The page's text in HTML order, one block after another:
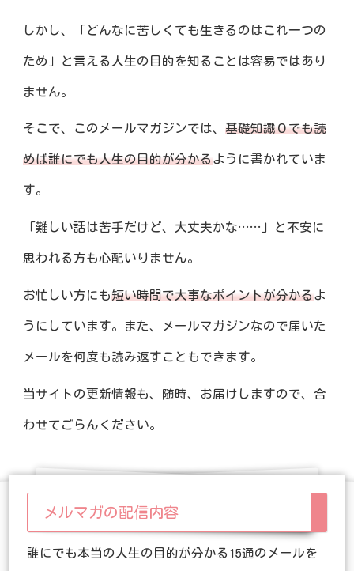
しかし、「どんなに苦しくても生きるのはこれ一つの
ため」と言える人生の目的を知ることは容易ではあり
ません。
そこで、このメールマガジンでは、 基礎知識０でも読
めば誰にでも人生の目的が分かるように書かれていま
す。
「難しい話は苦手だけど、大丈夫かな……」と不安に
思われる方も心配いりません。
お忙しい方にも短い時間で大事なポイントが分かるよ
うにしています。また、メールマガジンなので届いた
メールを何度も読み返すこともできます。
当サイトの更新情報も、随時、お届けしますので、合
わせてごらんください。
メルマガの配信内容
誰にでも本当の人生の目的が分かる15通のメールを